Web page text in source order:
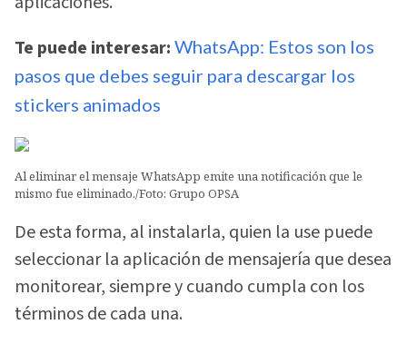
Te puede interesar: WhatsApp: Estos son los
pasos que debes seguir para descargar los
stickers animados
Al eliminar el mensaje WhatsApp emite una notificación que le
mismo fue eliminado./Foto: Grupo OPSA
De esta forma, al instalarla, quien la use puede
seleccionar la aplicación de mensajería que desea
monitorear, siempre y cuando cumpla con los
términos de cada una.